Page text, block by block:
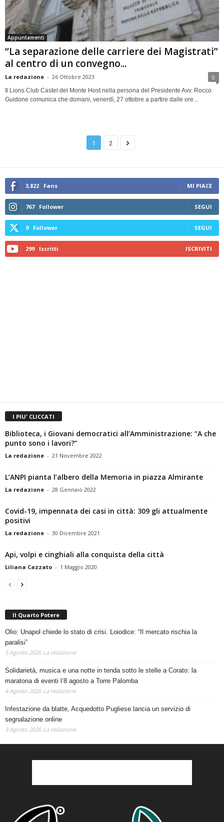
Appuntamenti
“La separazione delle carriere dei Magistrati”
al centro di un convegno...
La redazione - 26 Ottobre 2023 0
Il Lions Club Castel del Monte Host nella persona del Presidente Avv. Rocco
Guidone comunica che domani, venerdì, 27 ottobre a partire dalle ore...
1 2
3,822 Fans MI PIACE
767 Follower SEGUI
9 Follower SEGUI
299 Iscritti ISCRIVITI
I PIU' CLICCATI
Biblioteca, i Giovani democratici all’Amministrazione: “A che
punto sono i lavori?”
La redazione - 21 Novembre 2022
L’ANPI pianta l’albero della Memoria in piazza Almirante
La redazione - 28 Gennaio 2022
Covid-19, impennata dei casi in città: 309 gli attualmente
positivi
La redazione - 30 Dicembre 2021
Api, volpi e cinghiali alla conquista della città
Liliana Cazzato - 1 Maggio 2020
Il Quarto Potere
Olio: Unapol chiede lo stato di crisi. Loiodice: “Il mercato rischia la
paralisi”
5 Agosto 2026 La redazione
Solidarietà, musica e una notte in tenda sotto le stelle a Corato: la
maratona di eventi l’8 agosto a Torre Palomba
4 Agosto 2026 La redazione
Infestazione da blatte, Acquedotto Pugliese lancia un servizio di
segnalazione online
3 Agosto 2026 La redazione